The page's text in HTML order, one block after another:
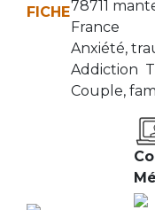
FICHE78711
France
Anxiété,
Addiction
Couple,